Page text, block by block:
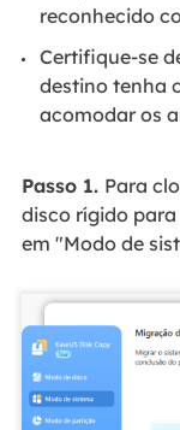
reconhecido
Certifique-se
destino tenha
acomodar os
Passo 1. Para
disco rígido
em "Modo de